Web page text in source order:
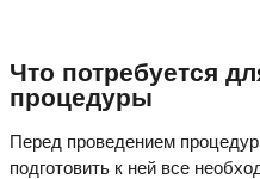
Что потребуется
процедуры
Перед проведением
подготовить к ней все